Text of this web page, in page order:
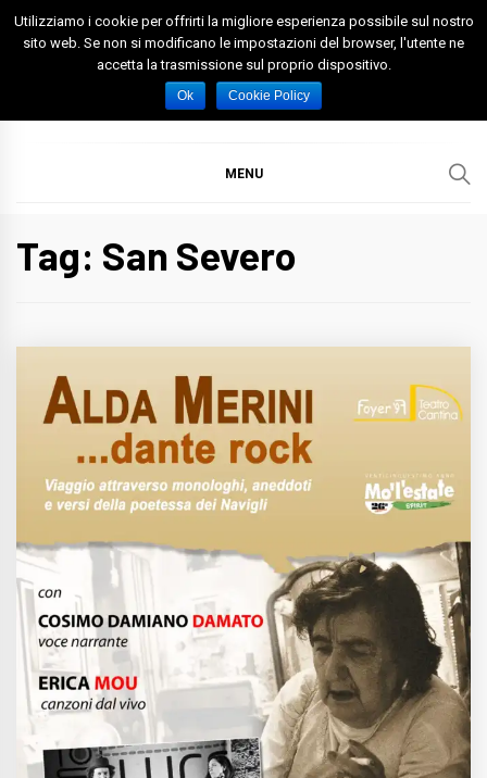
Skip
Spazio Foggia
Foggia News Calcio Eventi e Attività nella Capitanata
MENU
Tag: San Severo
Utilizziamo i cookie per offrirti la migliore esperienza possibile sul nostro
sito web. Se non si modificano le impostazioni del browser, l'utente ne
accetta la trasmissione sul proprio dispositivo.
Ok Cookie Policy